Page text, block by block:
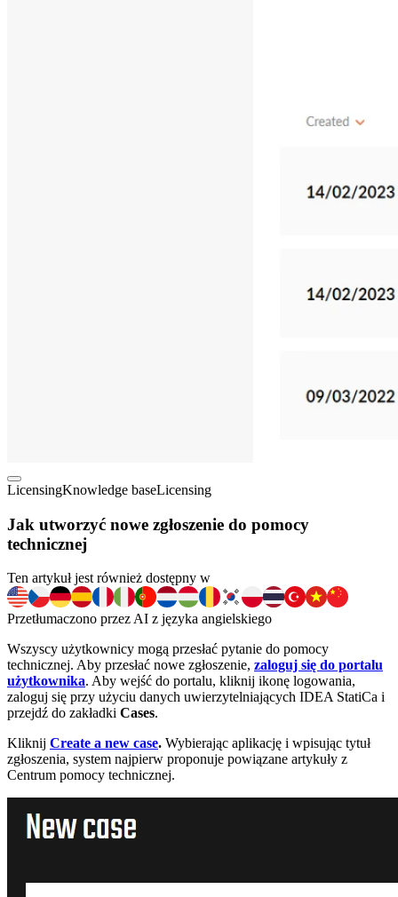
LicensingKnowledge baseLicensing
Jak utworzyć nowe zgłoszenie do pomocy
technicznej
Ten artykuł jest również dostępny w
Przetłumaczono przez AI z języka angielskiego
Wszyscy użytkownicy mogą przesłać pytanie do pomocy
technicznej. Aby przesłać nowe zgłoszenie, zaloguj się do portalu
użytkownika. Aby wejść do portalu, kliknij ikonę logowania,
zaloguj się przy użyciu danych uwierzytelniających IDEA StatiCa i
przejdź do zakładki Cases.
Kliknij Create a new case. Wybierając aplikację i wpisując tytuł
zgłoszenia, system najpierw proponuje powiązane artykuły z
Centrum pomocy technicznej.